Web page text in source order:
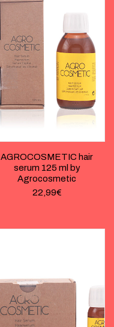
AGROCOSMETIC hair
serum 125 ml by
Agrocosmetic
22,99€